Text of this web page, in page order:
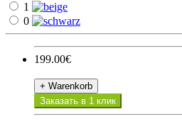
1
0
199.00€
+ Warenkorb
Заказать в 1 клик